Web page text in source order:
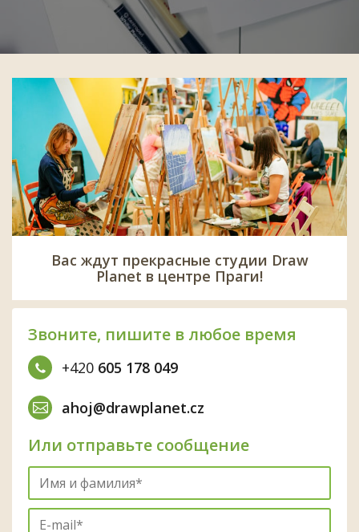
Вас ждут прекрасные студии Draw
Planet в центре Праги!
Звоните, пишите в любое время
+420 605 178 049
ahoj@drawplanet.cz
Или отправьте сообщение